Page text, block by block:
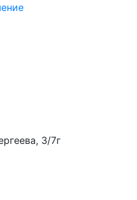
3/7г